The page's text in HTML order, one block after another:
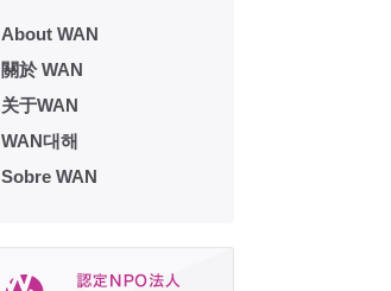
About WAN
關於 WAN
关于WAN
WAN대해
Sobre WAN